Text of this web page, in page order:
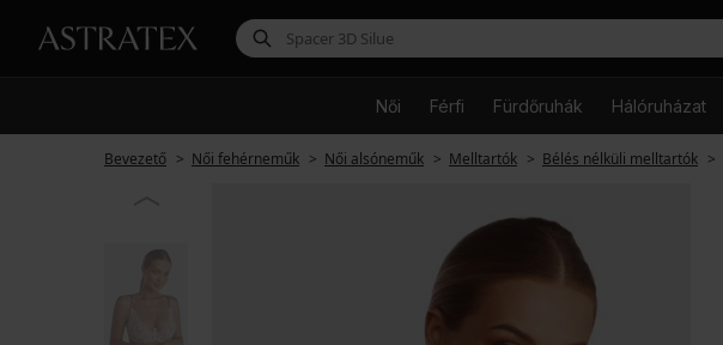
Női Férfi Fürdőruhák Hálóruházat
Bevezető Női fehérneműk Női alsóneműk Melltartók Bélés nélküli melltartók